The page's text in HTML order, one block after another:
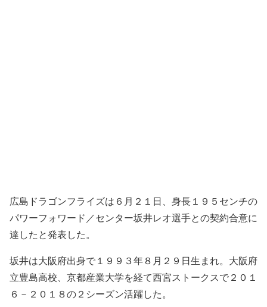
広島ドラゴンフライズは６月２１日、身長１９５センチの
パワーフォワード／センター坂井レオ選手との契約合意に
達したと発表した。
坂井は大阪府出身で１９９３年８月２９日生まれ。大阪府
立豊島高校、京都産業大学を経て西宮ストークスで２０１
６－２０１８の２シーズン活躍した。